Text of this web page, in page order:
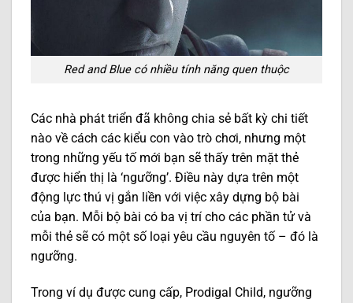
Red and Blue có nhiều tính năng quen thuộc
Các nhà phát triển đã không chia sẻ bất kỳ chi tiết
nào về cách các kiểu con vào trò chơi, nhưng một
trong những yếu tố mới bạn sẽ thấy trên mặt thẻ
được hiển thị là ‘ngưỡng’. Điều này dựa trên một
động lực thú vị gắn liền với việc xây dựng bộ bài
của bạn. Mỗi bộ bài có ba vị trí cho các phần tử và
mỗi thẻ sẽ có một số loại yêu cầu nguyên tố – đó là
ngưỡng.
Trong ví dụ được cung cấp, Prodigal Child, ngưỡng